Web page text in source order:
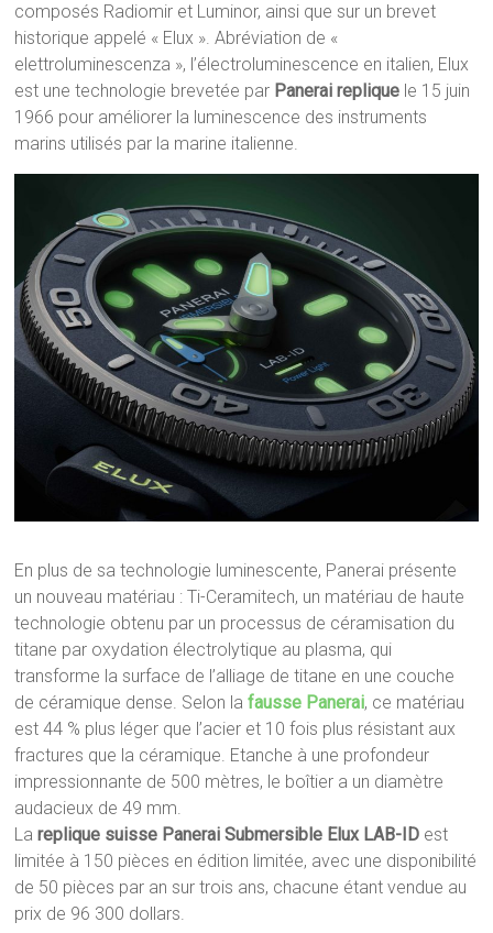
composés Radiomir et Luminor, ainsi que sur un brevet
historique appelé « Elux ». Abréviation de «
elettroluminescenza », l’électroluminescence en italien, Elux
est une technologie brevetée par Panerai replique le 15 juin
1966 pour améliorer la luminescence des instruments
marins utilisés par la marine italienne.
En plus de sa technologie luminescente, Panerai présente
un nouveau matériau : Ti-Ceramitech, un matériau de haute
technologie obtenu par un processus de céramisation du
titane par oxydation électrolytique au plasma, qui
transforme la surface de l’alliage de titane en une couche
de céramique dense. Selon lafausse Panerai, ce matériau
est 44 % plus léger que l’acier et 10 fois plus résistant aux
fractures que la céramique. Etanche à une profondeur
impressionnante de 500 mètres, le boîtier a un diamètre
audacieux de 49 mm.
Lareplique suisse Panerai Submersible Elux LAB-ID est
limitée à 150 pièces en édition limitée, avec une disponibilité
de 50 pièces par an sur trois ans, chacune étant vendue au
prix de 96 300 dollars.